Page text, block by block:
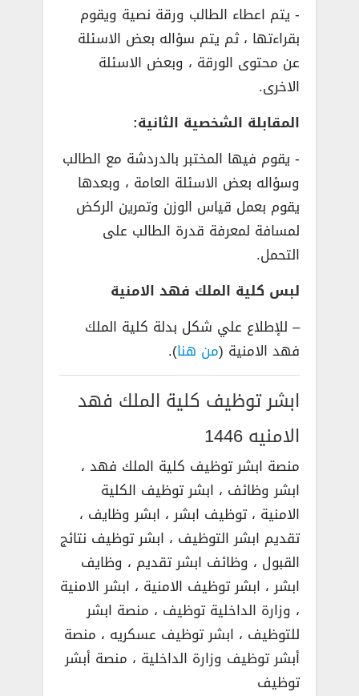
­- يتم اعطاء الطالب ورقة نصية ويقوم
بقراءتها ، ثم يتم سؤاله بعض الاسئلة
عن محتوى الورقة ، وبعض الاسئلة
الاخرى.
المقابلة الشخصية الثانية:
­- يقوم فيها المختبر بالدردشة مع الطالب
وسؤاله بعض الاسئلة العامة ، وبعدها
يقوم بعمل قياس الوزن وتمرين الركض
لمسافة لمعرفة قدرة الطالب على
التحمل.
لبس كلية الملك فهد الامنية
– للإطلاع علي شكل بدلة كلية الملك
فهد الامنية (من هنا).
ابشر توظيف كلية الملك فهد
الامنيه
منصة ابشر توظيف كلية الملك فهد ،
ابشر وظائف ، ابشر توظيف الكلية
الامنية ، توظيف ابشر ، ابشر وظايف ،
تقديم ابشر التوظيف ، ابشر توظيف نتائج
القبول ، وظائف ابشر تقديم ، وظايف
ابشر ، ابشر توظيف الامنية ، ابشر الامنية
، وزارة الداخلية توظيف ، منصة ابشر
للتوظيف ، ابشر توظيف عسكريه ، منصة
أبشر توظيف وزارة الداخلية ، منصة أبشر
توظيف